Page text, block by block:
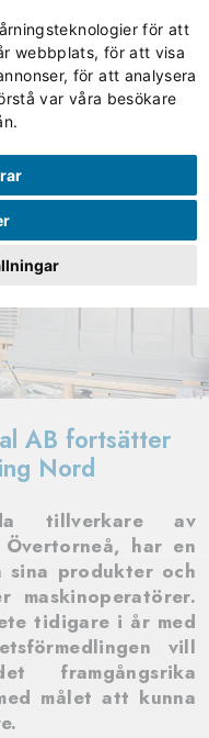
för att
webbplats, för att visa
för att analysera
var våra besökare
AB fortsätter
Nord
tillverkare av
har en
sina produkter och
maskinoperatörer.
tidigare i år med
vill
framgångsrika
målet att kunna